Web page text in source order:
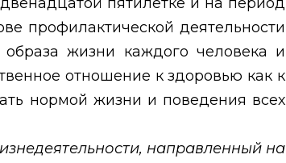
профилактической деятельности
жизни каждого человека и
отношение к здоровью как к
нормой жизни и поведения всех
направленный на